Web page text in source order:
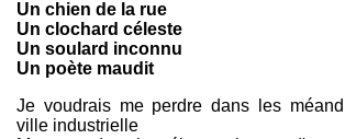
Un chien de la rue
Un clochard céleste
Un soulard inconnu
Un poète maudit
Je voudrais me perdre dans les
ville industrielle